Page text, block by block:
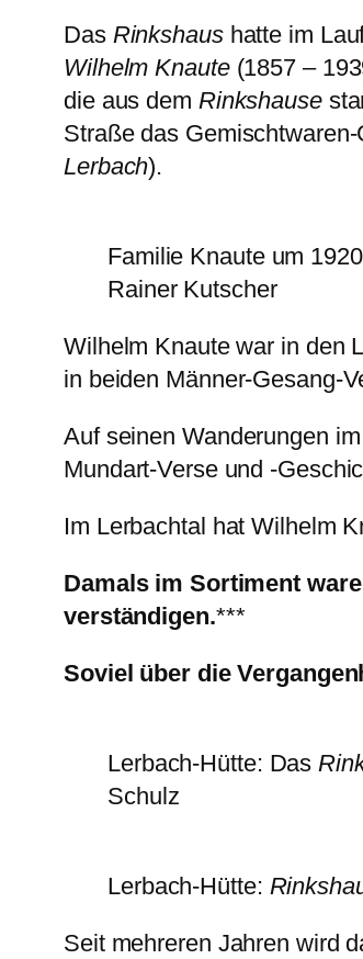
Das Rinkshaushatte im
Wilhelm Knaute(1857 –
die aus dem Rinkshause
Straße das
Lerbach).
Familie Knaute um
Rainer Kutscher
Wilhelm Knaute war in den
in beiden Männer-Gesang-
Auf seinen Wanderungen
Mundart-Verse und -
Im Lerbachtal hat Wilhelm
Damals im Sortiment
verständigen.***
Soviel über die
Lerbach-Hütte: Das
Schulz
Lerbach-Hütte:
Seit mehreren Jahren wird